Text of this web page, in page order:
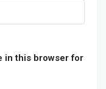
in this browser for